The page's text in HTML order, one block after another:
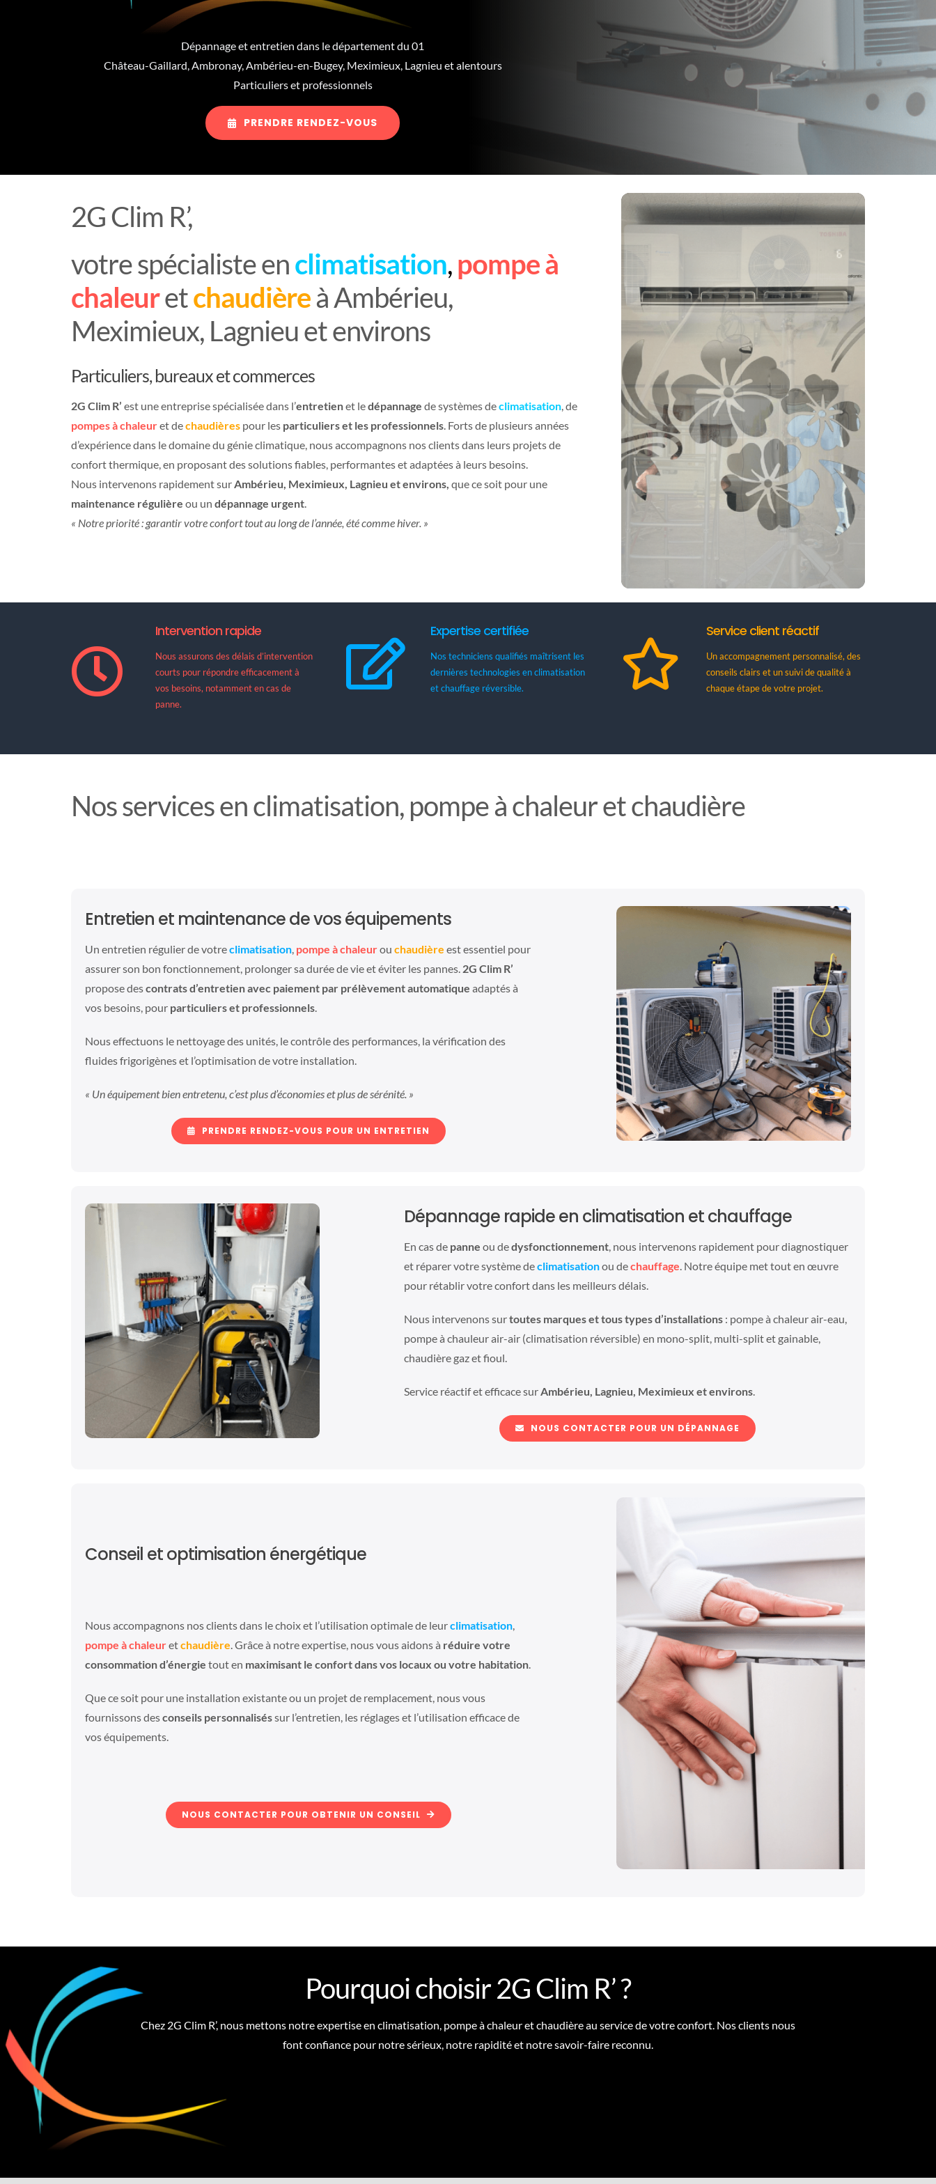
Dépannage et entretien dans le département du 01
Château-Gaillard, Ambronay, Ambérieu-en-Bugey, Meximieux, Lagnieu et alentours
Particuliers et professionnels
PRENDRE RENDEZ-VOUS
2G Clim R’,
votre spécialiste enclimatisation,pompe à
chaleuretchaudièreà Ambérieu,
Meximieux, Lagnieu et environs
Particuliers, bureaux et commerces
2G Clim R’ est une entreprise spécialisée dans l’entretienet ledépannage de systèmes declimatisation, de
pompes à chaleuret dechaudières pour les particuliers et les professionnels. Forts de plusieurs années
d’expérience dans le domaine du génie climatique, nous accompagnons nos clients dans leurs projets de
confort thermique, en proposant des solutions fiables, performantes et adaptées à leurs besoins.
Nous intervenons rapidement sur Ambérieu, Meximieux, Lagnieu et environs, que ce soit pour une
maintenance régulière ou un dépannage urgent.
« Notre priorité : garantir votre confort tout au long de l’année, été comme hiver. »
Intervention rapide
Nous assurons des délais d’intervention
courts pour répondre efficacement à
vos besoins, notamment en cas de
panne.
Expertise certifiée
Nos techniciens qualifiés maîtrisent les
dernières technologies en climatisation
et chauffage réversible.
Service client réactif
Un accompagnement personnalisé, des
conseils clairs et un suivi de qualité à
chaque étape de votre projet.
Nos services en climatisation, pompe à chaleur et chaudière
Entretien et maintenance de vos équipements
Un entretien régulier de votreclimatisation, pompe à chaleurou chaudière est essentiel pour
assurer son bon fonctionnement, prolonger sa durée de vie et éviter les pannes. 2G Clim R’
propose descontrats d’entretien avec paiement par prélèvement automatique adaptés à
vos besoins, pour particuliers et professionnels.
Nous effectuons le nettoyage des unités, le contrôle des performances, la vérification des
fluides frigorigènes et l’optimisation de votre installation.
« Un équipement bien entretenu, c’est plus d’économies et plus de sérénité. »
PRENDRE RENDEZ-VOUS POUR UN ENTRETIEN
Dépannage rapide en climatisation et chauffage
En cas de panne ou dedysfonctionnement, nous intervenons rapidement pour diagnostiquer
et réparer votre système declimatisationou dechauffage . Notre équipe met tout en œuvre
pour rétablir votre confort dans les meilleurs délais.
Nous intervenons surtoutes marques et tous types d’installations: pompe à chaleur air-eau,
pompe à chauleur air-air (climatisation réversible) en mono-split, multi-split et gainable,
chaudière gaz et fioul.
Service réactif et efficace sur Ambérieu, Lagnieu, Meximieux et environs.
NOUS CONTACTER POUR UN DÉPANNAGE
Conseil et optimisation énergétique
Nous accompagnons nos clients dans le choix et l’utilisation optimale de leurclimatisation,
pompe à chaleuretchaudière. Grâce à notre expertise, nous vous aidons à réduire votre
consommation d’énergie tout en maximisant le confort dans vos locaux ou votre habitation.
Que ce soit pour une installation existante ou un projet de remplacement, nous vous
fournissons desconseils personnaliséssur l’entretien, les réglages et l’utilisation efficace de
vos équipements.
NOUS CONTACTER POUR OBTENIR UN CONSEIL
Pourquoi choisir 2G Clim R’ ?
Chez 2G Clim R’, nous mettons notre expertise en climatisation, pompe à chaleur et chaudière au service de votre confort. Nos clients nous
font confiance pour notre sérieux, notre rapidité et notre savoir-faire reconnu.